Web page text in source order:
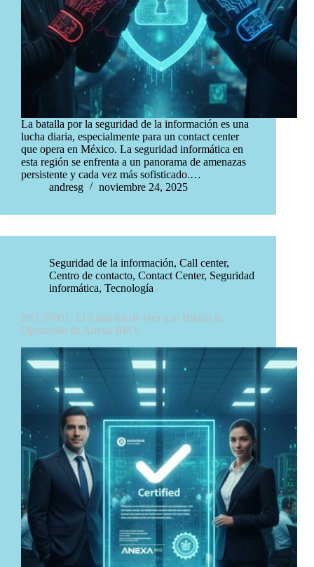
La batalla por la seguridad de la información es una
lucha diaria, especialmente para un contact center
que opera en México. La seguridad informática en
esta región se enfrenta a un panorama de amenazas
persistente y cada vez más sofisticado.…
andresg
noviembre 24, 2025
Seguridad de la información, Call center,
Centro de contacto, Contact Center, Seguridad
informática, Tecnología
ISO 27001: El Estándar de Oro que Blinda la
Operación de Anexa BPO.